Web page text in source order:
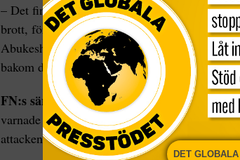
– Det finns ingen annan myndighet som
brott, förutom de israeliska myndigheterna,
Abukeshek i ett uttalande på GSF:s
bakom det han beskriver som en attack mot
FN:s särskilda rapportörför Palestina,
varnade för de diplomatiska konsekvenserna
attacken.
DET